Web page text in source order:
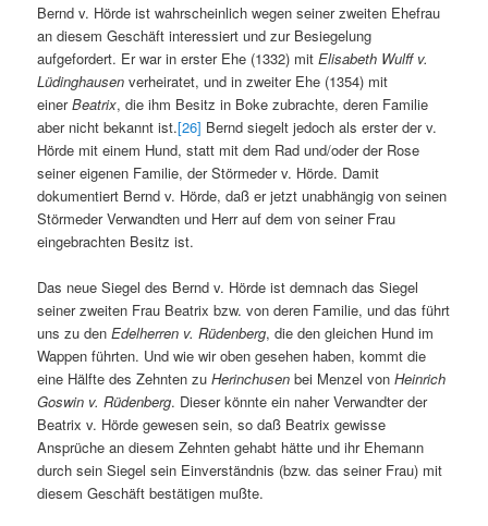
Bernd v. Hörde ist wahrscheinlich wegen seiner zweiten Ehefrau
an diesem Geschäft interessiert und zur Besiegelung
aufgefordert. Er war in erster Ehe (1332) mitElisabeth Wulff v.
Lüdinghausen verheiratet, und in zweiter Ehe (1354) mit
einerBeatrix, die ihm Besitz in Boke zubrachte, deren Familie
aber nicht bekannt ist.[26] Bernd siegelt jedoch als erster der v.
Hörde mit einem Hund, statt mit dem Rad und/oder der Rose
seiner eigenen Familie, der Störmeder v. Hörde. Damit
dokumentiert Bernd v. Hörde, daß er jetzt unabhängig von seinen
Störmeder Verwandten und Herr auf dem von seiner Frau
eingebrachten Besitz ist.
Das neue Siegel des Bernd v. Hörde ist demnach das Siegel
seiner zweiten Frau Beatrix bzw. von deren Familie, und das führt
uns zu denEdelherren v. Rüdenberg, die den gleichen Hund im
Wappen führten. Und wie wir oben gesehen haben, kommt die
eine Hälfte des Zehnten zuHerinchusen bei Menzel vonHeinrich
Goswin v. Rüdenberg. Dieser könnte ein naher Verwandter der
Beatrix v. Hörde gewesen sein, so daß Beatrix gewisse
Ansprüche an diesem Zehnten gehabt hätte und ihr Ehemann
durch sein Siegel sein Einverständnis (bzw. das seiner Frau) mit
diesem Geschäft bestätigen mußte.